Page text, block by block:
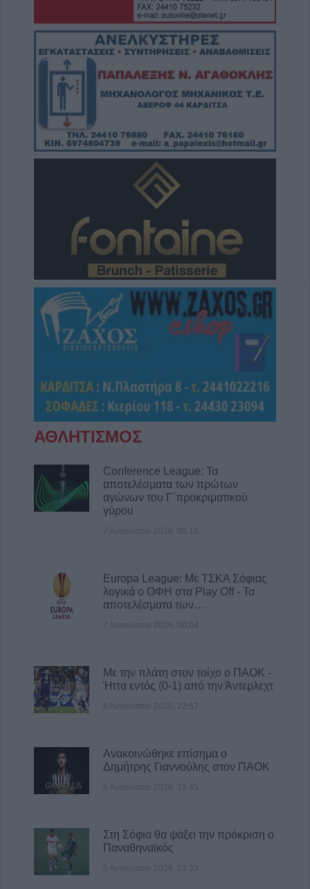
εντός (0-1) από την Άντερλεχτ
6 Αυγούστου 2026, 22:57
Πλήρως επισκέψιμοι δύο αρχαιολογικοί
χώροι στο ν. Καρδίτσας, δυνατότητα
επίσκεψης και σε άλλους τέσσερις
Σύγκρουση δύο τραμ στη Γερμανία – Πάνω
από 20 τραυματίες
Συρία: Δύο νεκροί και 13 τραυματίες από
έκρηξη βόμβας σε λεωφορείο
6 Αυγούστου 2026, 20:28
Έκτακτος ψεκασμός και μέτρα προστασίας
για τον Ιό του Δυτικού Νείλου στην Δ.Κ.
6 Αυγούστου 2026, 19:35
Χαλκίδα: Γυναίκα έπεσε από την Υψηλή
Γέφυρα και σώθηκε στα νερά του Ευβοϊκού
Καλαμπάκα: Πυροσβέστες απεγκλώβισαν
ηλικιωμένο μετά από πτώση στη Νέα Ζωή
6 Αυγούστου 2026, 19:29
Τροχαίο στην Αγιά: Μοτοσικλέτα
συγκρούστηκε με νταλίκα – Στο νοσοκομείο
6 Αυγούστου 2026, 19:15
Άνω Λιόσια: Συνελήφθησαν δύο άνδρες για
τον θάνατο 72χρονου που βρέθηκε σε
Αθανάσιου Ταξιάρχη
6 Αυγούστου 2026, 17:46
Πυρκαγιά σε γεωργική έκταση στην Κρήνη
6 Αυγούστου 2026, 17:36
ΑΘΛΗΤΙΣΜΟΣ
Conference League: Τα
αποτελέσματα των πρώτων
αγώνων του Γ΄προκριματικού
γύρου
7 Αυγούστου 2026, 00:10
Europa League: Με ΤΣΚΑ Σόφιας
λογικά ο ΟΦΗ στα Play Off - Τα
αποτελέσματα των…
7 Αυγούστου 2026, 00:04
Με την πλάτη στον τοίχο ο ΠΑΟΚ -
Ήττα εντός (0-1) από την Άντερλεχτ
6 Αυγούστου 2026, 22:57
Ανακοινώθηκε επίσημα ο
Δημήτρης Γιαννούλης στον ΠΑΟΚ
6 Αυγούστου 2026, 13:45
Στη Σόφια θα ψάξει την πρόκριση ο
Παναθηναϊκός
5 Αυγούστου 2026, 23:33